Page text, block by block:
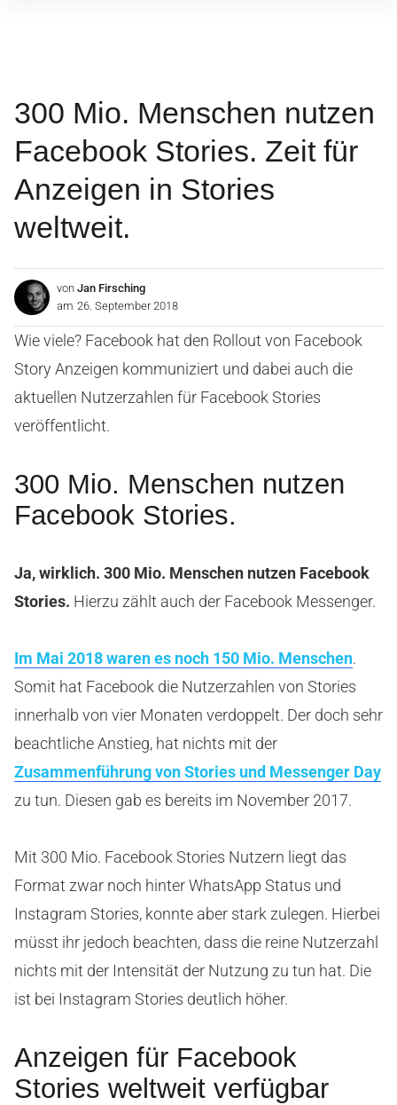
300 Mio. Menschen nutzen
Facebook Stories. Zeit für
Anzeigen in Stories
weltweit.
von Jan Firsching
am 26. September 2018
Wie viele? Facebook hat den Rollout von Facebook
Story Anzeigen kommuniziert und dabei auch die
aktuellen Nutzerzahlen für Facebook Stories
veröffentlicht.
300 Mio. Menschen nutzen
Facebook Stories.
Ja, wirklich. 300 Mio. Menschen nutzen Facebook
Stories. Hierzu zählt auch der Facebook Messenger.
Im Mai 2018 waren es noch 150 Mio. Menschen.
Somit hat Facebook die Nutzerzahlen von Stories
innerhalb von vier Monaten verdoppelt. Der doch sehr
beachtliche Anstieg, hat nichts mit der
Zusammenführung von Stories und Messenger Day
zu tun. Diesen gab es bereits im November 2017.
Mit 300 Mio. Facebook Stories Nutzern liegt das
Format zwar noch hinter WhatsApp Status und
Instagram Stories, konnte aber stark zulegen. Hierbei
müsst ihr jedoch beachten, dass die reine Nutzerzahl
nichts mit der Intensität der Nutzung zu tun hat. Die
ist bei Instagram Stories deutlich höher.
Anzeigen für Facebook
Stories weltweit verfügbar